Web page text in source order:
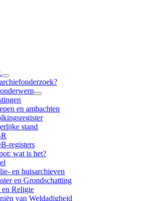
en ambachten
stand
registers
wat is het?
en huisarchieven
en Grondschatting
Religie
van Weldadigheid